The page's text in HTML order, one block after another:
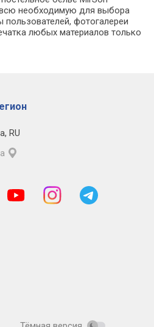
всю необходимую для выбора
фотогалереи
любых материалов только
, RU